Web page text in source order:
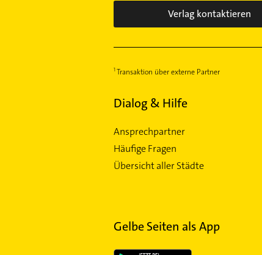
Verlag kontaktieren
Transaktion über externe Partner
Dialog & Hilfe
Ansprechpartner
Häufige Fragen
Übersicht aller Städte
Gelbe Seiten als App